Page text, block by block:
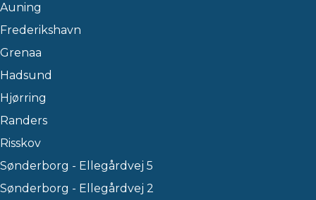
Auning
Frederikshavn
Grenaa
Hadsund
Hjørring
Randers
Risskov
Sønderborg - Ellegårdvej 5
Sønderborg - Ellegårdvej 2